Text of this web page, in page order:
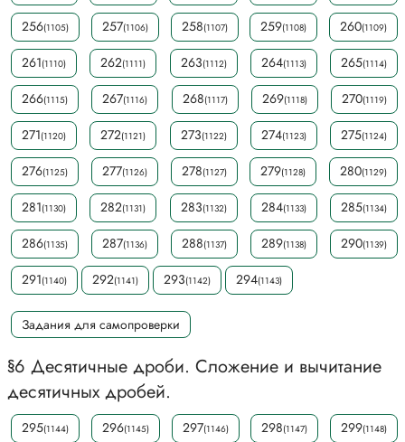
256(1105) 257(1106) 258(1107) 259(1108) 260(1109)
261(1110) 262(1111) 263(1112) 264(1113) 265(1114)
266(1115) 267(1116) 268(1117) 269(1118) 270(1119)
271(1120) 272(1121) 273(1122) 274(1123) 275(1124)
276(1125) 277(1126) 278(1127) 279(1128) 280(1129)
281(1130) 282(1131) 283(1132) 284(1133) 285(1134)
286(1135) 287(1136) 288(1137) 289(1138) 290(1139)
291(1140) 292(1141) 293(1142) 294(1143)
Задания для самопроверки
§6 Десятичные дроби. Сложение и вычитание
десятичных дробей.
295(1144) 296(1145) 297(1146) 298(1147) 299(1148)